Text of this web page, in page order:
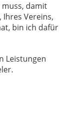
muss, damit
Ihres Vereins,
bin ich dafür
Leistungen